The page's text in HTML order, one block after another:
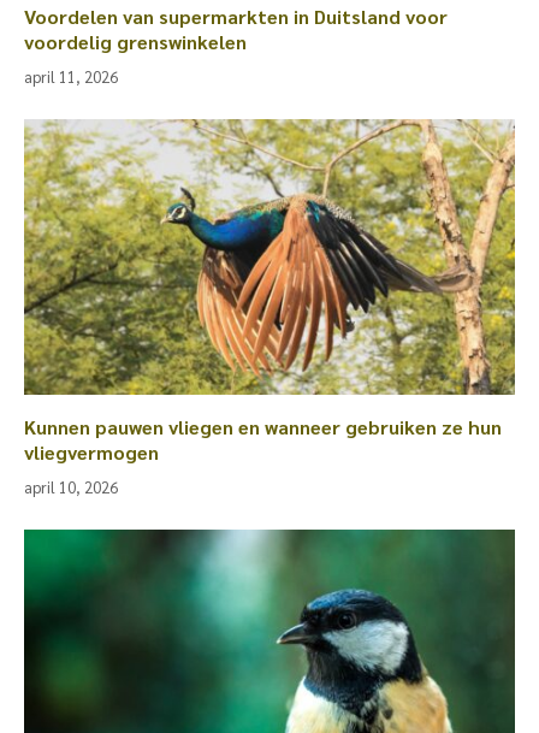
Voordelen van supermarkten in Duitsland voor
voordelig grenswinkelen
april 11, 2026
Kunnen pauwen vliegen en wanneer gebruiken ze hun
vliegvermogen
april 10, 2026